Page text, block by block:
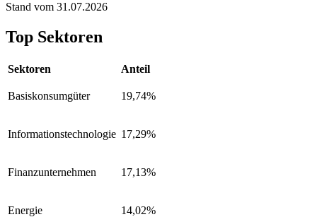
Stand vom 31.07.2026
Top Sektoren
Sektoren Anteil
Basiskonsumgüter 19,74%
Informationstechnologie 17,29%
Finanzunternehmen 17,13%
Energie 14,02%